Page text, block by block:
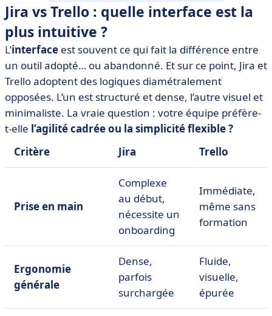
Jira vs Trello : quelle interface est la
plus intuitive ?
L’interface est souvent ce qui fait la différence entre
un outil adopté… ou abandonné. Et sur ce point, Jira et
Trello adoptent des logiques diamétralement
opposées. L’un est structuré et dense, l’autre visuel et
minimaliste. La vraie question : votre équipe préfère-
t-elle l’agilité cadrée ou la simplicité flexible ?
Critère
Jira Trello
Prise en main
Complexe
au début,
nécessite un
onboarding
Immédiate,
même sans
formation
Ergonomie
générale
Dense,
parfois
surchargée
Fluide,
visuelle,
épurée